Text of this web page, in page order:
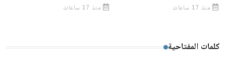
منذ 17 ساعات منذ 17 ساعات
كلمات المفتاحية